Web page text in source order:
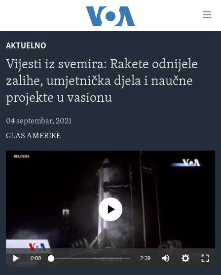
glavni
sadržaj
Pređi
na
glavnu
navigaciju
Idi
na
VIDEO
FOTOGRAFIJE DANA
VIJESTI
SJEDINJENE AMERIČKE DRŽAVE
SVIJET
NAUKA I TEHNOLOGIJA
SPECIJALNI PROJEKTI
KORUPCIJA
IZBJEGLIČKA STRANA
MAGAZIN
O GLASU AMERIKE
AKTUELNO
Vijesti iz svemira: Rakete odnijele
zalihe, umjetnička djela i naučne
projekte u vasionu
04 septembar, 2021
GLAS AMERIKE
No media source currently available
0:00 2:39